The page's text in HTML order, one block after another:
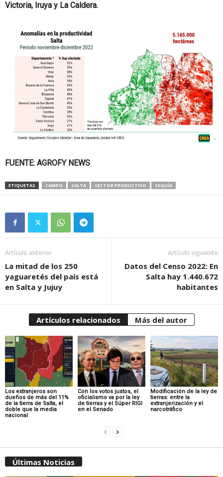
Victoria, Iruya y La Caldera.
FUENTE: AGROFY NEWS
ETIQUETAS CAMPO SALTA SECTOR PRODUCTIVO SEQUÍA
Artículo anterior
La mitad de los 250
yaguaretés del país está
en Salta y Jujuy
Artículo siguiente
Datos del Censo 2022: En
Salta hay 1.440.672
habitantes
Artículos relacionados Más del autor
Los extranjeros son
dueños de más del 11%
de la tierra de Salta, el
doble que la media
nacional
Con los votos justos, el
oficialismo va por la ley
de tierras y el Súper RIGI
en el Senado
Modificación de la ley de
tierras: entre la
extranjerización y el
narcotráfico
Últimas Noticias